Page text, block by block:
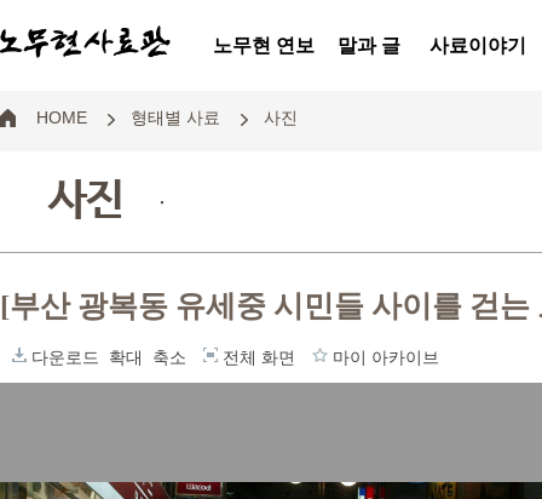
노무현 연보 말과 글 사료이야기
HOME 형태별 사료 사진
사진 .
[부산 광복동 유세중 시민들 사이를 걷
다운로드 확대 축소 전체 화면 마이 아카이브